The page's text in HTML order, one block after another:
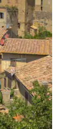
faisant glisser.